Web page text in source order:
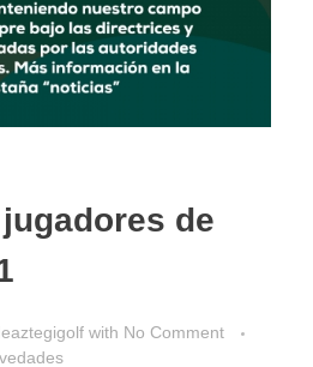
de
with No Comment